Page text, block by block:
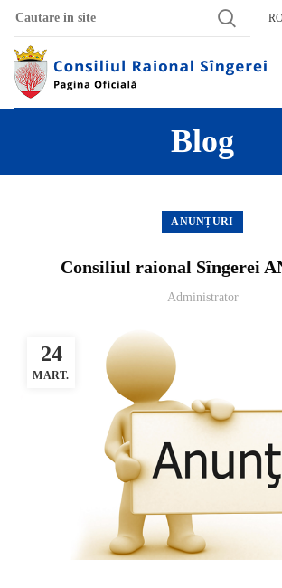
Blog
ANUNȚURI
Consiliul raional Sîngerei
Administrator
24
MART.